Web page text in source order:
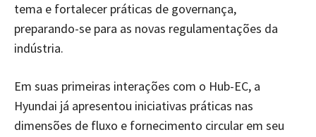
tema e fortalecer práticas de governança,
preparando-se para as novas regulamentações da
indústria.
Em suas primeiras interações com o Hub-EC, a
Hyundai já apresentou iniciativas práticas nas
dimensões de fluxo e fornecimento circular em seu